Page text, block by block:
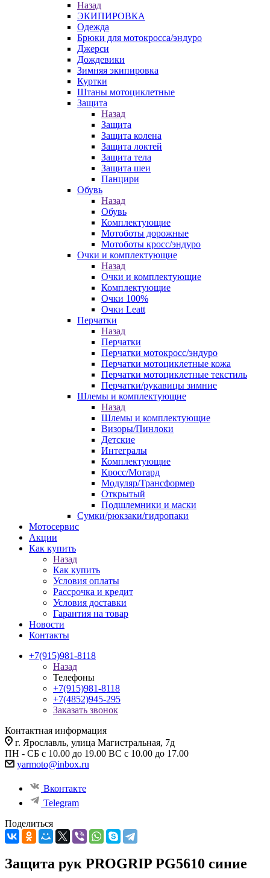
Назад
ЭКИПИРОВКА
Одежда
Брюки для мотокросса/эндуро
Джерси
Дождевики
Зимняя экипировка
Куртки
Штаны мотоциклетные
Защита
Назад
Защита
Защита колена
Защита локтей
Защита тела
Защита шеи
Панцири
Обувь
Назад
Обувь
Комплектующие
Мотоботы дорожные
Мотоботы кросс/эндуро
Очки и комплектующие
Назад
Очки и комплектующие
Комплектующие
Очки 100%
Очки Leatt
Перчатки
Назад
Перчатки
Перчатки мотокросс/эндуро
Перчатки мотоциклетные кожа
Перчатки мотоциклетные текстиль
Перчатки/рукавицы зимние
Шлемы и комплектующие
Назад
Шлемы и комплектующие
Визоры/Пинлоки
Детские
Интегралы
Комплектующие
Кросс/Мотард
Модуляр/Трансформер
Открытый
Подшлемники и маски
Сумки/рюкзаки/гидропаки
Мотосервис
Акции
Как купить
Назад
Как купить
Условия оплаты
Рассрочка и кредит
Условия доставки
Гарантия на товар
Новости
Контакты
+7(915)981-8118
Назад
Телефоны
+7(915)981-8118
+7(4852)945-295
Заказать звонок
Контактная информация
г. Ярославль, улица Магистральная, 7д
ПН - СБ с 10.00 до 19.00 ВС с 10.00 до 17.00
yarmoto@inbox.ru
Вконтакте
Telegram
Поделиться
Защита рук PROGRIP PG5610 синие